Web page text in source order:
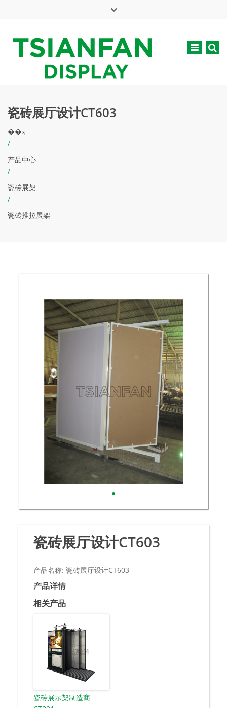
周一 - 周六: 7:00 - 17:00
Toggle
瓷砖展厅设计CT603
��ҳ
/
产品中心
/
瓷砖展架
/
瓷砖推拉展架
瓷砖展厅设计CT603
产品名称: 瓷砖展厅设计CT603
产品详情
相关产品
瓷砖展示架制造商